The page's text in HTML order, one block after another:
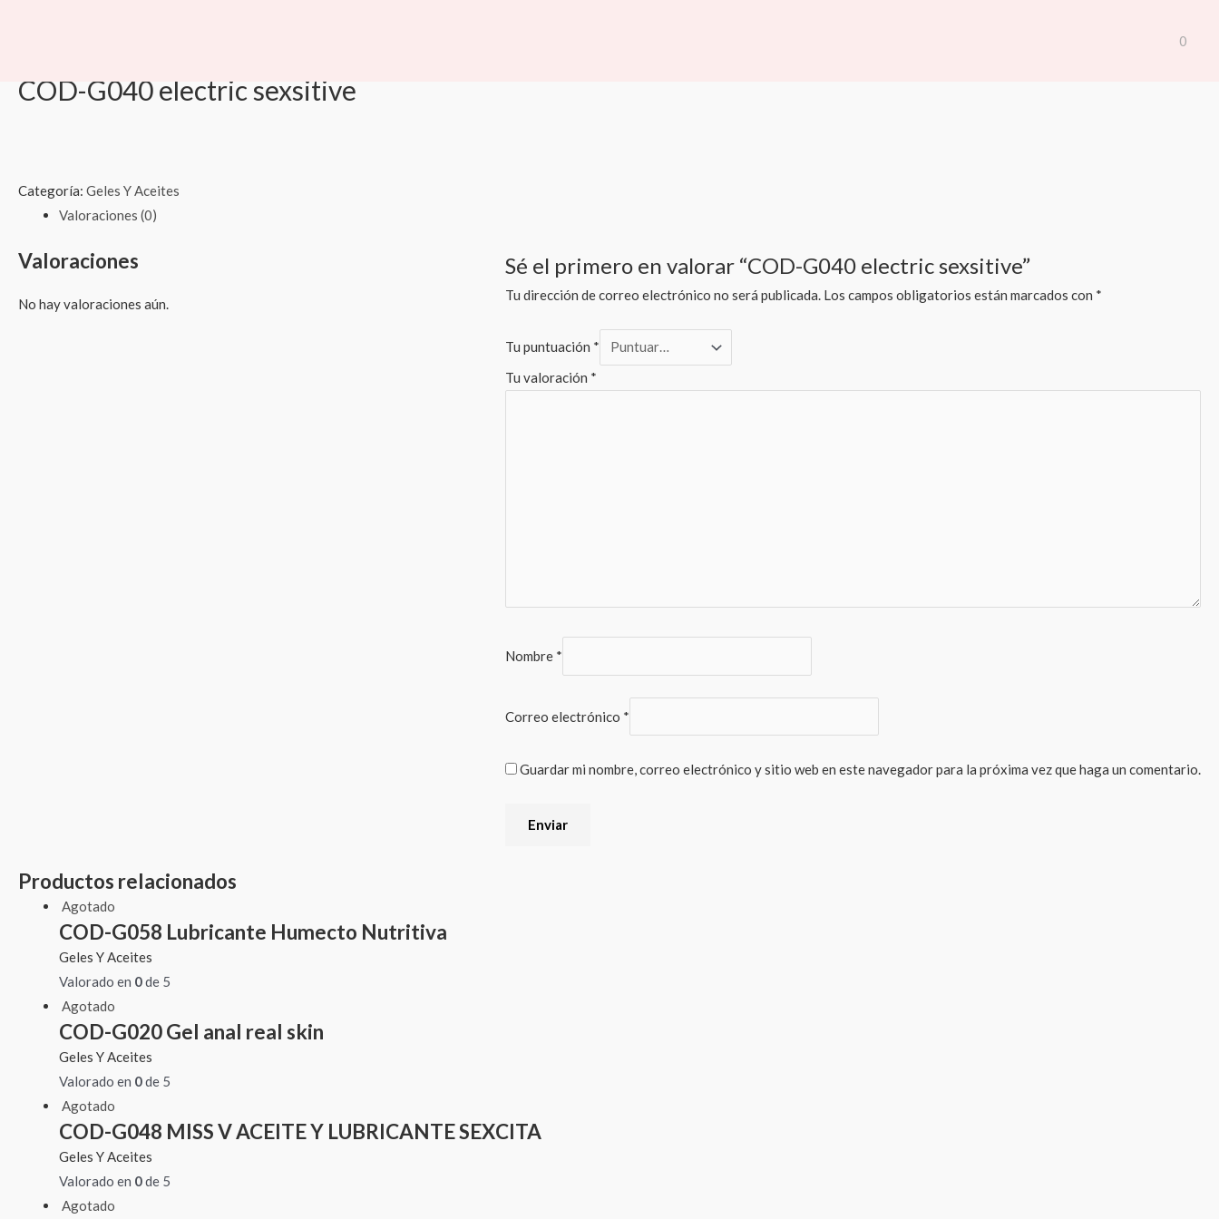
0
COD-G040 electric sexsitive
Categoría: Geles Y Aceites
Valoraciones (0)
Valoraciones
No hay valoraciones aún.
Sé el primero en valorar “COD-G040 electric sexsitive”
Tu dirección de correo electrónico no será publicada. Los campos obligatorios están marcados con *
Tu puntuación *
Tu valoración *
Nombre *
Correo electrónico *
Guardar mi nombre, correo electrónico y sitio web en este navegador para la próxima vez que haga un comentario.
Productos relacionados
Agotado
COD-G058 Lubricante Humecto Nutritiva
Geles Y Aceites
Valorado en 0de 5
Agotado
COD-G020 Gel anal real skin
Geles Y Aceites
Valorado en 0de 5
Agotado
COD-G048 MISS V ACEITE Y LUBRICANTE SEXCITA
Geles Y Aceites
Valorado en 0de 5
Agotado